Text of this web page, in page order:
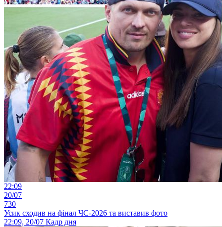
22:09
20/07
730
Усик сходив на фінал ЧС-2026 та виставив фото
22:09, 20/07 Кадр дня